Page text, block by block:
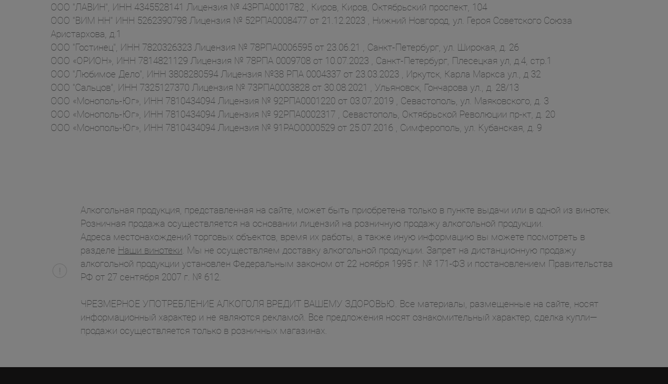
ООО "ЛАВИН", ИНН 4345528141 Лицензия № 43РПА0001782 , Киров, Киров, Октябрьский проспект, 104
ООО "ВИМ НН" ИНН 5262390798 Лицензия № 52РПА0008477 от 21.12.2023 , Нижний Новгород, ул. Героя Советского Союза
Аристархова, д.1
ООО "Гостинец", ИНН 7820326323 Лицензия № 78РПА0006595 от 23.06.21 , Санкт-Петербург, ул. Широкая, д. 26
ООО «ОРИОН», ИНН 7814821129 Лицензия № 78РПА 0009708 от 10.07.2023 , Санкт-Петербург, Плесецкая ул, д.4, стр.1
ООО "Любимое Дело", ИНН 3808280594 Лицензия №38 РПА 0004337 от 23.03.2023 , Иркутск, Карла Маркса ул., д 32
ООО "Сальцов", ИНН 7325127370 Лицензия № 73РПА0003828 от 30.08.2021 , Ульяновск, Гончарова ул., д. 28/13
ООО «Монополь-Юг», ИНН 7810434094 Лицензия № 92РПА0001220 от 03.07.2019 , Севастополь, ул. Маяковского, д. 3
ООО «Монополь-Юг», ИНН 7810434094 Лицензия № 92РПА0002317 , Севастополь, Октябрьской Революции пр-кт, д. 20
ООО «Монополь-Юг», ИНН 7810434094 Лицензия № 91РАО0000529 от 25.07.2016 , Симферополь, ул. Кубанская, д. 9
Алкогольная продукция, представленная на сайте, может быть приобретена только в пункте выдачи или в одной из винотек.
Розничная продажа осуществляется на основании лицензий на розничную продажу алкогольной продукции.
Адреса местонахождений торговых объектов, время их работы, а также иную информацию вы можете посмотреть в
разделе Наши винотеки. Мы не осуществляем доставку алкогольной продукции. Запрет на дистанционную продажу
алкогольной продукции установлен Федеральным законом от 22 ноября 1995 г. № 171-ФЗ и постановлением Правительства
РФ от 27 сентября 2007 г. № 612.
ЧРЕЗМЕРНОЕ УПОТРЕБЛЕНИЕ АЛКОГОЛЯ ВРЕДИТ ВАШЕМУ ЗДОРОВЬЮ. Все материалы, размещенные на сайте, носят
информационный характер и не являются рекламой. Все предложения носят ознакомительный характер, сделка купли—
продажи осуществляется только в розничных магазинах.